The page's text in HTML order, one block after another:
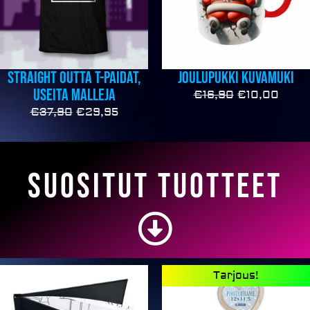
Straight outta T-paidat,
useita malleja
€37,90 €29,95
Joulupukki kuvamuki
€16,90 €10,00
Suositut tuotteet
Tarjous!
hinta
oli:
hinta